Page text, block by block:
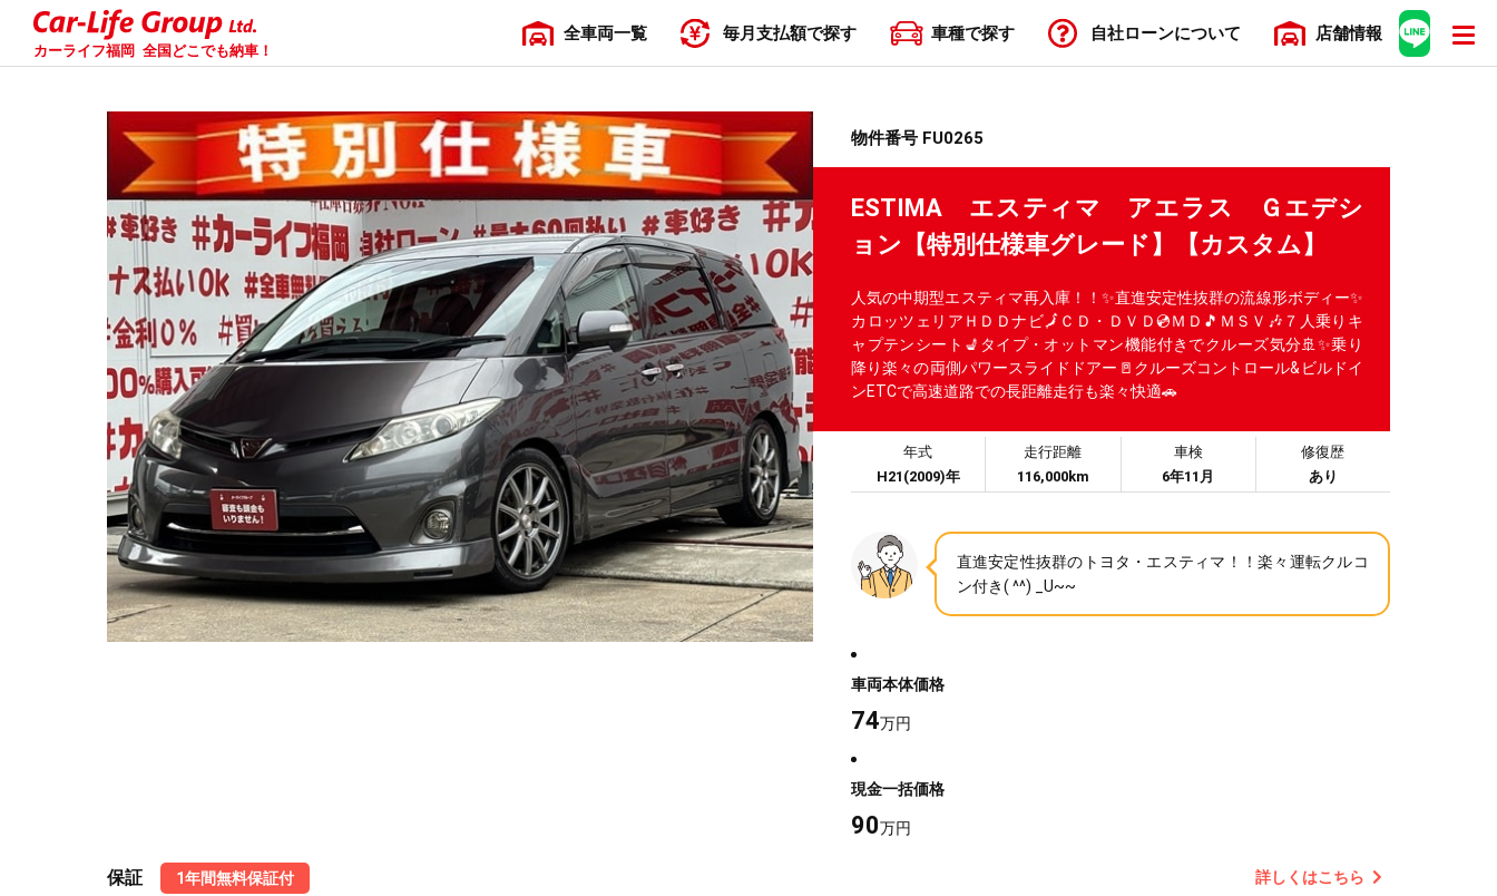
カーライフ福岡 全国どこでも納車！
全車両一覧 毎月支払額で探す 車種で探す 自社ローンについて 店舗情報
物件番号 FU0265
ESTIMA エスティマ アエラス Ｇエデシ
ョン【特別仕様車グレード】【カスタム】
人気の中期型エスティマ再入庫！！✨直進安定性抜群の流線形ボディー✨
カロッツェリアＨＤＤナビ🗾ＣＤ・ＤＶＤ💿ＭＤ🎵ＭＳＶ🎶７人乗りキ
ャプテンシート💺タイプ・オットマン機能付きでクルーズ気分🚢✨乗り
降り楽々の両側パワースライドドアー🚪クルーズコントロール&ビルドイ
ンETCで高速道路での長距離走行も楽々快適🚗
年式
H21(2009)年
走行距離
116,000km
車検
6年11月
修復歴
あり
直進安定性抜群のトヨタ・エスティマ！！楽々運転クルコ
ン付き( ^^) _U~~
車両本体価格
74万円
現金一括価格
90万円
保証 1年間無料保証付 詳しくはこちら